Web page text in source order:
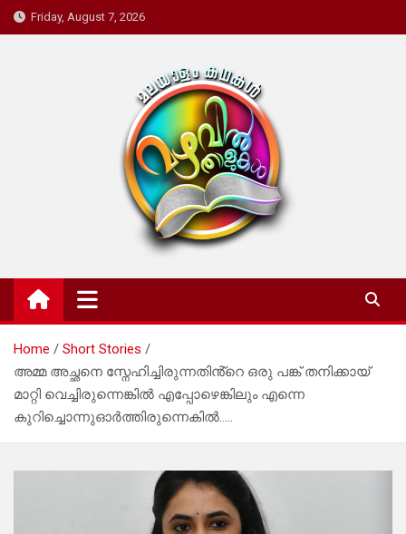
Skip
to
Friday, August 7, 2026
Mazhavil Thalukal
Malayalam Kadhakal
Home
Short Stories
അമ്മ അച്ഛനെ സ്നേഹിച്ചിരുന്നതിൻ്റെ ഒരു പങ്ക് തനിക്കായ്
മാറ്റി വെച്ചിരുന്നെങ്കിൽ എപ്പോഴെങ്കിലും എന്നെ
കുറിച്ചൊന്നുഓർത്തിരുന്നെകിൽ…..